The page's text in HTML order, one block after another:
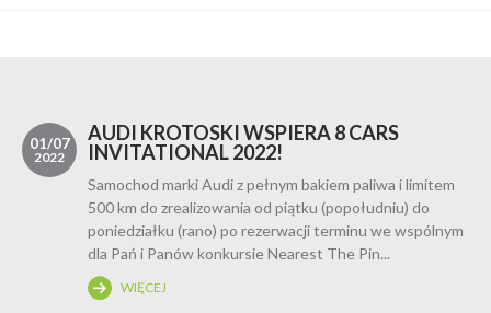
01/07
2022
AUDI KROTOSKI WSPIERA 8 CARS
INVITATIONAL 2022!
Samochod marki Audi z pełnym bakiem paliwa i limitem
500 km do zrealizowania od piątku (popołudniu) do
poniedziałku (rano) po rezerwacji terminu we wspólnym
dla Pań i Panów konkursie Nearest The Pin...
WIĘCEJ